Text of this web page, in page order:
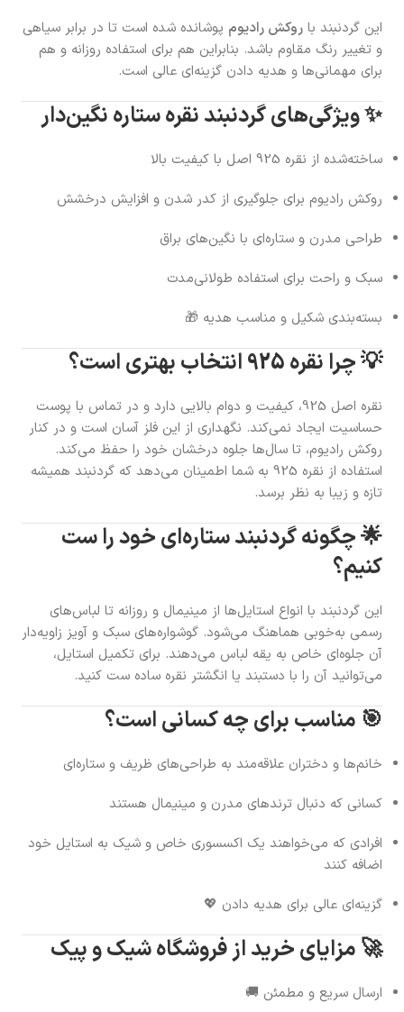
این گردنبند با روکش رادیوم پوشانده شده است تا در برابر سیاهی
و تغییر رنگ مقاوم باشد. بنابراین هم برای استفاده روزانه و هم
برای مهمانی‌ها و هدیه دادن گزینه‌ای عالی است.
✨ ویژگی‌های گردنبند نقره ستاره نگین‌دار
ساخته‌شده از نقره 925 اصل با کیفیت بالا
روکش رادیوم برای جلوگیری از کدر شدن و افزایش درخشش
طراحی مدرن و ستاره‌ای با نگین‌های براق
سبک و راحت برای استفاده طولانی‌مدت
بسته‌بندی شکیل و مناسب هدیه 🎁
💡 چرا نقره 925 انتخاب بهتری است؟
نقره اصل 925، کیفیت و دوام بالایی دارد و در تماس با پوست
حساسیت ایجاد نمی‌کند. نگهداری از این فلز آسان است و در کنار
روکش رادیوم، تا سال‌ها جلوه درخشان خود را حفظ می‌کند.
استفاده از نقره 925 به شما اطمینان می‌دهد که گردنبند همیشه
تازه و زیبا به نظر برسد.
🌟 چگونه گردنبند ستاره‌ای خود را ست
کنیم؟
این گردنبند با انواع استایل‌ها از مینیمال و روزانه تا لباس‌های
رسمی به‌خوبی هماهنگ می‌شود. گوشواره‌های سبک و آویز زاویه‌دار
آن جلوه‌ای خاص به یقه لباس می‌دهند. برای تکمیل استایل،
می‌توانید آن را با دستبند یا انگشتر نقره ساده ست کنید.
🎯 مناسب برای چه کسانی است؟
خانم‌ها و دختران علاقه‌مند به طراحی‌های ظریف و ستاره‌ای
کسانی که دنبال ترندهای مدرن و مینیمال هستند
افرادی که می‌خواهند یک اکسسوری خاص و شیک به استایل خود
اضافه کنند
گزینه‌ای عالی برای هدیه دادن 💖
🚀 مزایای خرید از فروشگاه شیک و پیک
ارسال سریع و مطمئن 🚚